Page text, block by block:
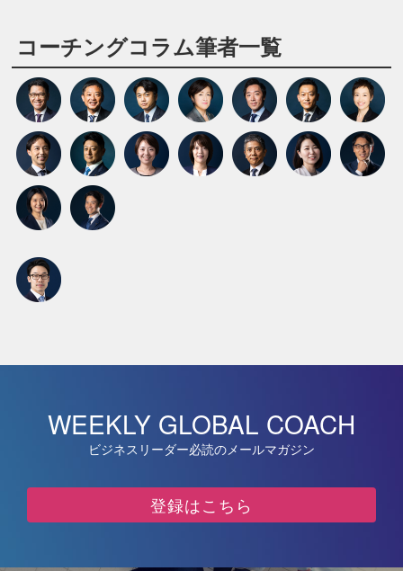
コーチングコラム筆者一覧
WEEKLY GLOBAL COACH
ビジネスリーダー必読のメールマガジン
登録はこちら